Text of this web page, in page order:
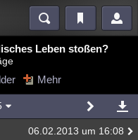
Videos
Mystery Kriminalfälle
Leben stoßen?
Mehr
06.02.2013 um 16:08